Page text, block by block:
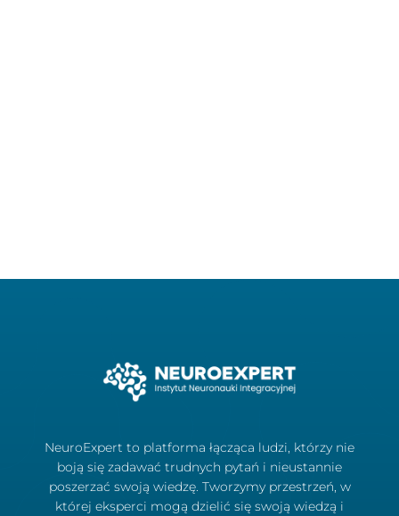
NeuroExpert to platforma łącząca ludzi, którzy nie
boją się zadawać trudnych pytań i nieustannie
poszerzać swoją wiedzę. Tworzymy przestrzeń, w
której eksperci mogą dzielić się swoją wiedzą i